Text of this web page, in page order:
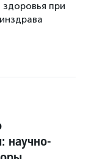
здоровья при
научно-